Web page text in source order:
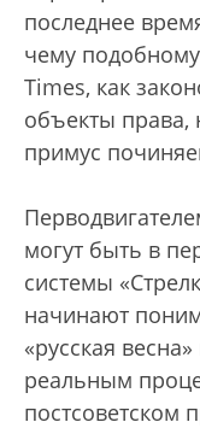
последнее
чему
Times, как
объекты
примус
могут быть в
системы
начинают
«русская
реальным
постсоветском